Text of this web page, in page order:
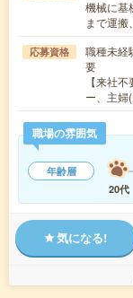
機械に基
まで運
応募資格
職種未経
要
【来社
ー、主
職場の雰囲気
年齢層
20代
気になる!